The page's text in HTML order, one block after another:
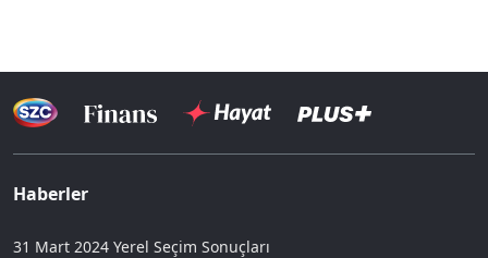
Haberler
31 Mart 2024 Yerel Seçim Sonuçları